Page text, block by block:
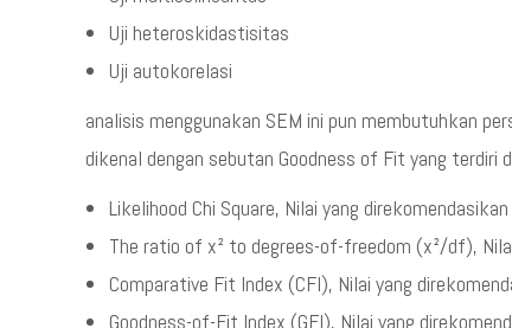
Uji heteroskidastisitas
Uji autokorelasi
analisis menggunakan SEM ini pun membutuhkan
dikenal dengan sebutan Goodness of Fit yang terdiri
Likelihood Chi Square, Nilai yang
The ratio of x² to degrees-of-freedom (x²/df),
Comparative Fit Index (CFI), Nilai yang
Goodness-of-Fit Index (GFI), Nilai yang